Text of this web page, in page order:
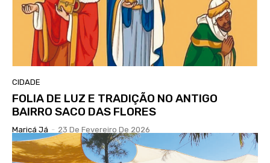
CIDADE
FOLIA DE LUZ E TRADIÇÃO NO ANTIGO
BAIRRO SACO DAS FLORES
Maricá Já - 23 De Fevereiro De 2026